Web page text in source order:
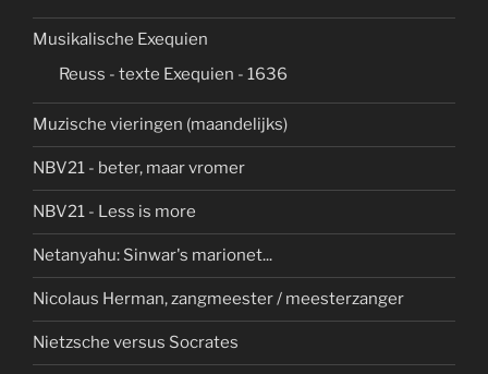
Musikalische Exequien
Reuss - texte Exequien - 1636
Muzische vieringen (maandelijks)
NBV21 - beter, maar vromer
NBV21 - Less is more
Netanyahu: Sinwar's marionet...
Nicolaus Herman, zangmeester / meesterzanger
Nietzsche versus Socrates